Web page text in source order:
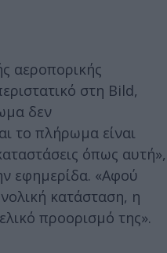
αεροπορικής
στη Bild,
δεν
το πλήρωμα είναι
όπως αυτή»,
εφημερίδα. «Αφού
κατάσταση, η
προορισμό της».